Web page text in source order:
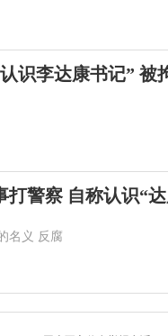
识李达康书记” 被
打警察 自称认识“
名义 反腐
自